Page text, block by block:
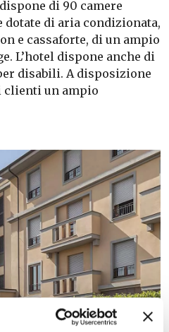
di 90 camere
dotate di aria condizionata,
e cassaforte, di un ampio
L’hotel dispone anche di
disabili. A disposizione
clienti un ampio